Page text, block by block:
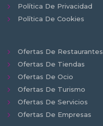
Política De Privacidad
Política De Cookies
Ofertas De Restaurantes
Ofertas De Tiendas
Ofertas De Ocio
Ofertas De Turismo
Ofertas De Servicios
Ofertas De Empresas